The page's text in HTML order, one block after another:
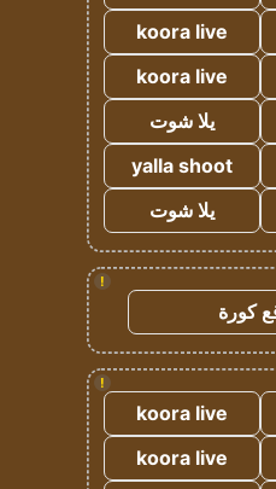
koora live
koora live
يلا شوت
yalla shoot
يلا شوت
!
كورة
!
koora live
koora live